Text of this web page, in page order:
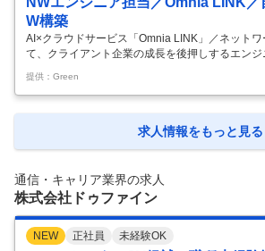
W構築
AI×クラウドサービス「Omnia LINK」／ネットワ
て、クライアント企業の成長を後押しするエン
DX推進×AI搭載クラウドサービス／リモートOK
【テクノロジー 人でつくる次世代のビジネスソ
イム上場｜9期連続売上成長｜えるぼし認定 仕事
入企業へのネットワーク構築・提案 Omnia LINK
めるための業務を担当します。 ‐営業チームの技
提供：Green
求人情報をもっと見る
通信・キャリア業界の求人
株式会社ドゥファイン
NEW 正社員 未経験OK